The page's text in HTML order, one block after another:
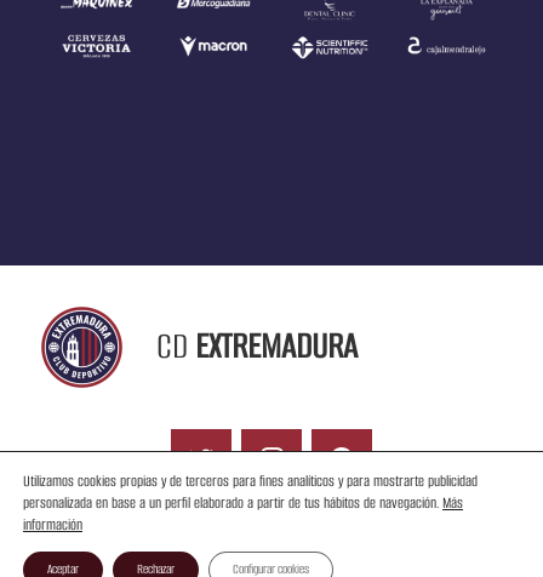
CD EXTREMADURA
Contacto
Utilizamos cookies propias y de terceros para fines analíticos y para mostrarte publicidad
personalizada en base a un perfil elaborado a partir de tus hábitos de navegación.Más
información
Aceptar Rechazar Configurar cookies